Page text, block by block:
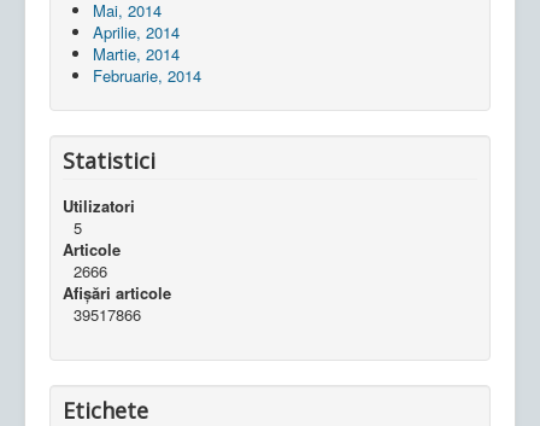
Mai, 2014
Aprilie, 2014
Martie, 2014
Februarie, 2014
Statistici
Utilizatori
5
Articole
2666
Afișări articole
39517866
Etichete